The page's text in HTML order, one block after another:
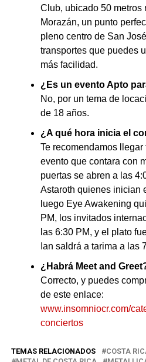
Club, ubicado 50 metros
Morazán, un punto
pleno centro de San
transportes que puedes
más facilidad.
¿Es un evento Apto
No, por un tema de
de 18 años.
¿A qué hora inicia el
Te recomendamos
evento que contara con
puertas se abren a las
Astaroth quienes inician
luego Eye Awakening
PM, los invitados
las 6:30 PM, y el plato
Ian saldrá a tarima a las
¿Habrá Meet and
Correcto, y puedes
de este enlace:
www.insomniocr.com/
conciertos
TEMAS RELACIONADOS COSTA